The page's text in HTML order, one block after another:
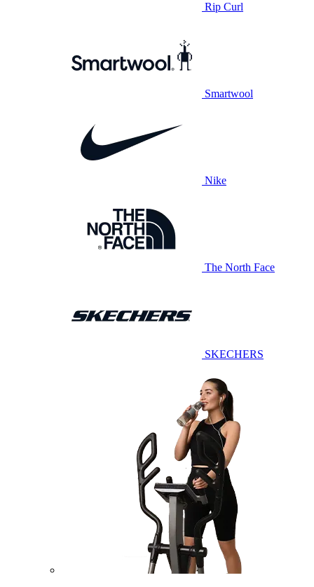
Rip Curl
Smartwool
Nike
The North Face
SKECHERS